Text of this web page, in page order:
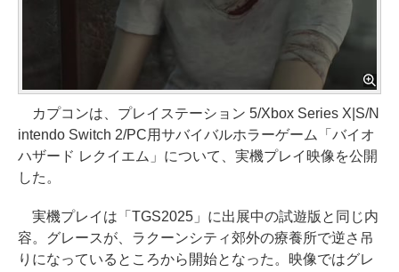
カプコンは、プレイステーション 5/Xbox Series X|S/N
intendo Switch 2/PC用サバイバルホラーゲーム「バイオ
ハザード レクイエム」について、実機プレイ映像を公開
した。
実機プレイは「TGS2025」に出展中の試遊版と同じ内
容。グレースが、ラクーンシティ郊外の療養所で逆さ吊
りになっているところから開始となった。映像ではグレ